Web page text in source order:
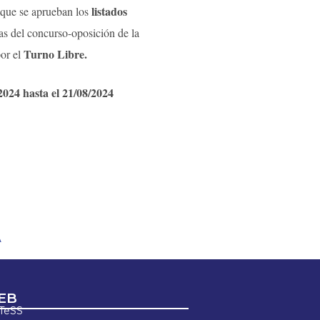
se aprueban loslistados
del concurso-oposición de la
el Turno Libre.
hasta el 21/08/2024